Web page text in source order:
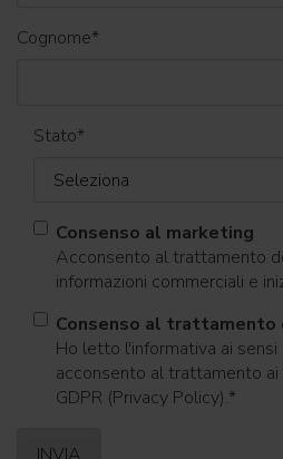
Cognome*
Stato*
Consenso al marketing
Acconsento al trattamento
informazioni commerciali e
Consenso al trattamento
Ho letto l'informativa ai
acconsento al trattamento
GDPR (Privacy Policy).*